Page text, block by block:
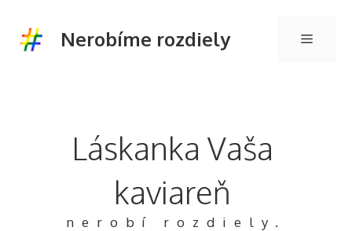
Nerobíme rozdiely Menu
Láskanka Vaša
kaviareň
nerobí rozdiely.